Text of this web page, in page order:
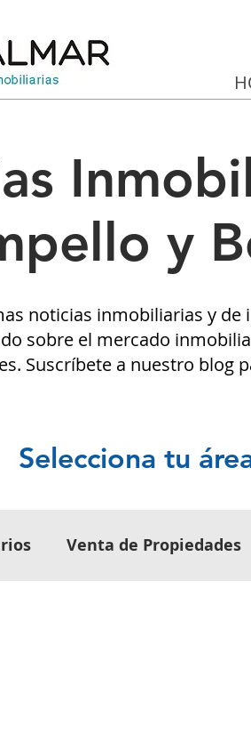
y
noticias inmobiliarias y de
sobre el mercado
Suscríbete a nuestro blog
Selecciona tu
Venta de Propiedades